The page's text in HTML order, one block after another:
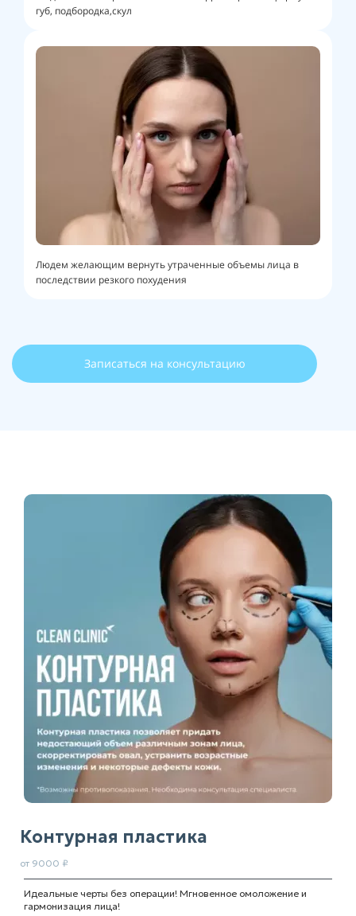
губ, подбородка,скул
Людем желающим вернуть утраченные объемы лица в
последствии резкого похудения
Записаться на консультацию
Контурная пластика
от 9000 ₽
Идеальные черты без операции! Мгновенное омоложение и
гармонизация лица!